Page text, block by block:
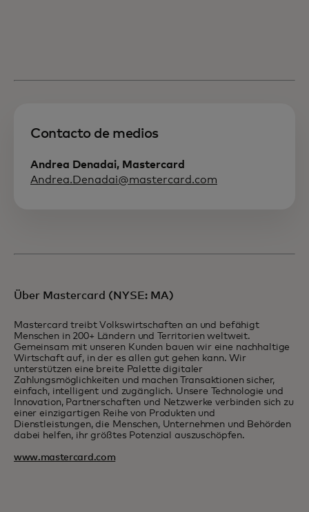
Contacto de medios
Andrea Denadai, Mastercard
Andrea.Denadai@mastercard.com
Über Mastercard (NYSE: MA)
Mastercard treibt Volkswirtschaften an und befähigt
Menschen in 200+ Ländern und Territorien weltweit.
Gemeinsam mit unseren Kunden bauen wir eine nachhaltige
Wirtschaft auf, in der es allen gut gehen kann. Wir
unterstützen eine breite Palette digitaler
Zahlungsmöglichkeiten und machen Transaktionen sicher,
einfach, intelligent und zugänglich. Unsere Technologie und
Innovation, Partnerschaften und Netzwerke verbinden sich zu
einer einzigartigen Reihe von Produkten und
Dienstleistungen, die Menschen, Unternehmen und Behörden
dabei helfen, ihr größtes Potenzial auszuschöpfen.
www.mastercard.com